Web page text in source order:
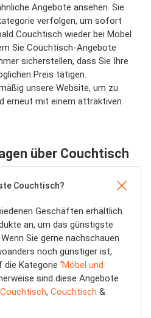
Angebote ansehen. Sie
verfolgen, um sofort
Couchtisch wieder bei Möbel
Sie Couchtisch-Angebote
sicherstellen, dass Sie Ihre
Preis tätigen.
unsere Website, um zu
erneut mit einem attraktiven
über Couchtisch
Couchtisch?
Geschäften erhältlich.
an, um das günstigste
Sie gerne nachschauen
noch günstiger ist,
die Kategorie 'Möbel und
sind diese Angebote
Couchtisch, Couchtisch &